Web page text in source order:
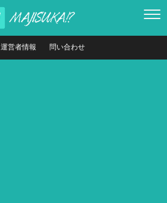
運営者情報 問い合わせ